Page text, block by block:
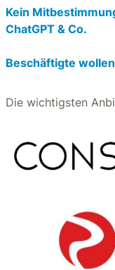
Kein
ChatGPT & Co.
Beschäftigte
Die wichtigsten